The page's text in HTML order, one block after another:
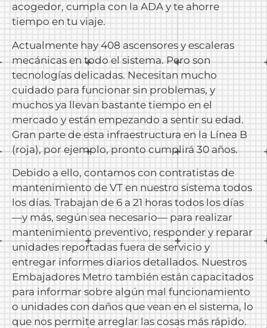
acogedor, cumpla con la ADA y te ahorre
tiempo en tu viaje.
Actualmente hay 408 ascensores y escaleras
mecánicas en todo el sistema. Pero son
tecnologías delicadas. Necesitan mucho
cuidado para funcionar sin problemas, y
muchos ya llevan bastante tiempo en el
mercado y están empezando a sentir su edad.
Gran parte de esta infraestructura en la Línea B
(roja), por ejemplo, pronto cumplirá 30 años.
Debido a ello, contamos con contratistas de
mantenimiento de VT en nuestro sistema todos
los días. Trabajan de 6 a 21 horas todos los días
—y más, según sea necesario— para realizar
mantenimiento preventivo, responder y reparar
unidades reportadas fuera de servicio y
entregar informes diarios detallados. Nuestros
Embajadores Metro también están capacitados
para informar sobre algún mal funcionamiento
o unidades con daños que vean en el sistema, lo
que nos permite arreglar las cosas más rápido.